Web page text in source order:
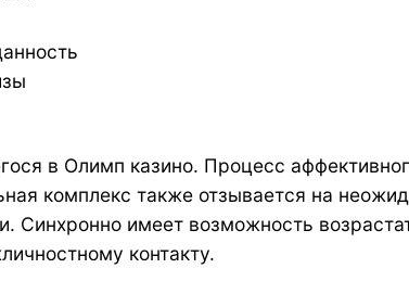
в Олимп казино. Процесс
комплекс также отзывается на
Синхронно имеет возможность
контакту.